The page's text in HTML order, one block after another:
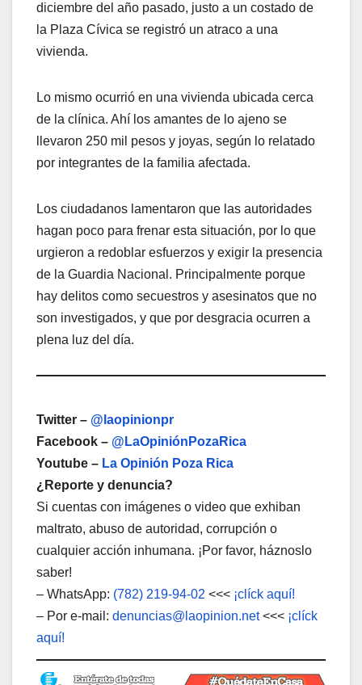
diciembre del año pasado, justo a un costado de
la Plaza Cívica se registró un atraco a una
vivienda.
Lo mismo ocurrió en una vivienda ubicada cerca
de la clínica. Ahí los amantes de lo ajeno se
llevaron 250 mil pesos y joyas, según lo relatado
por integrantes de la familia afectada.
Los ciudadanos lamentaron que las autoridades
hagan poco para frenar esta situación, por lo que
urgieron a redoblar esfuerzos y exigir la presencia
de la Guardia Nacional. Principalmente porque
hay delitos como secuestros y asesinatos que no
son investigados, y que por desgracia ocurren a
plena luz del día.
Twitter – @laopinionpr
Facebook – @LaOpiniónPozaRica
Youtube – La Opinión Poza Rica
¿Reporte y denuncia?
Si cuentas con imágenes o video que exhiban
maltrato, abuso de autoridad, corrupción o
cualquier acción inhumana. ¡Por favor, háznoslo
saber!
– WhatsApp: (782) 219-94-02 <<< ¡clíck aquí!
– Por e-mail: denuncias@laopinion.net<<< ¡clíck
aquí!